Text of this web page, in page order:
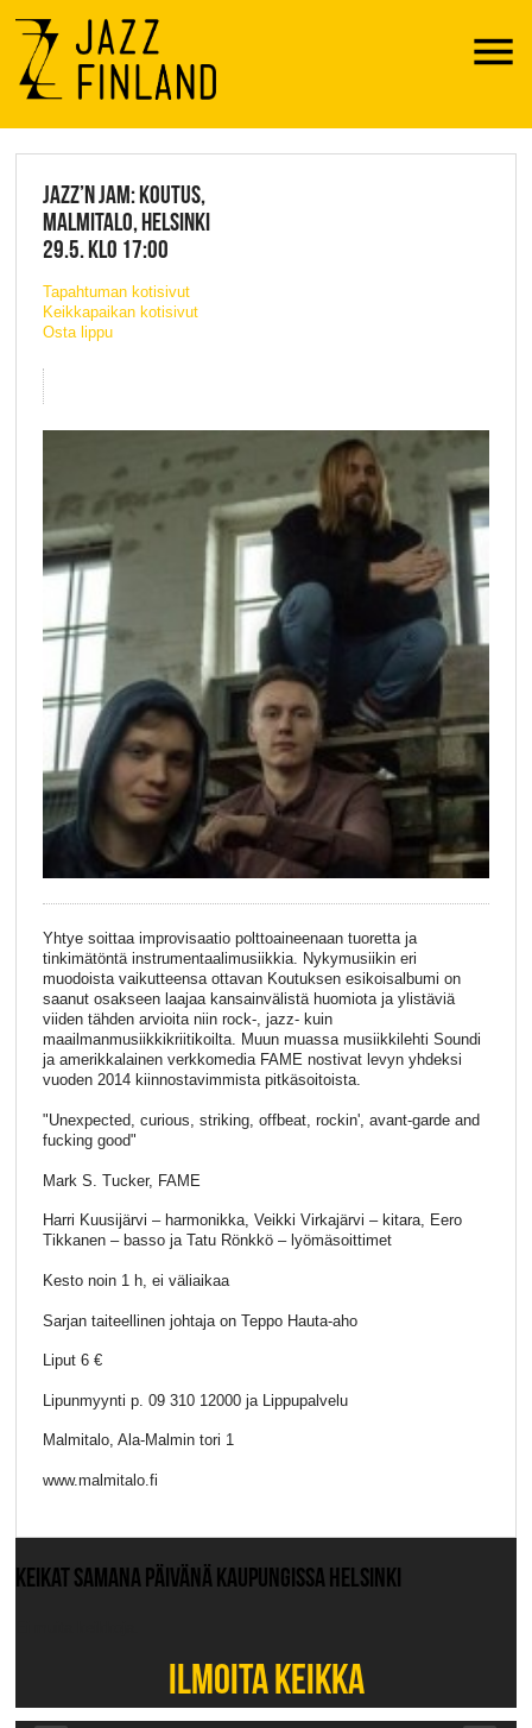
Menu
JAZZ FINLAND LIVE
JAZZ’N JAM: KOUTUS,
MALMITALO, HELSINKI
29.5. KLO 17:00
Tapahtuman kotisivut
Keikkapaikan kotisivut
Osta lippu
Yhtye soittaa improvisaatio polttoaineenaan tuoretta ja
tinkimätöntä instrumentaalimusiikkia. Nykymusiikin eri
muodoista vaikutteensa ottavan Koutuksen esikoisalbumi on
saanut osakseen laajaa kansainvälistä huomiota ja ylistäviä
viiden tähden arvioita niin rock-, jazz- kuin
maailmanmusiikkikriitikoilta. Muun muassa musiikkilehti Soundi
ja amerikkalainen verkkomedia FAME nostivat levyn yhdeksi
vuoden 2014 kiinnostavimmista pitkäsoitoista.
"Unexpected, curious, striking, offbeat, rockin', avant-garde and
fucking good"
Mark S. Tucker, FAME
Harri Kuusijärvi – harmonikka, Veikki Virkajärvi – kitara, Eero
Tikkanen – basso ja Tatu Rönkkö – lyömäsoittimet
Kesto noin 1 h, ei väliaikaa
Sarjan taiteellinen johtaja on Teppo Hauta-aho
Liput 6 €
Lipunmyynti p. 09 310 12000 ja Lippupalvelu
Malmitalo, Ala-Malmin tori 1
www.malmitalo.fi
KEIKAT SAMANA PÄIVÄNÄ KAUPUNGISSA HELSINKI
ILMOITA KEIKKA